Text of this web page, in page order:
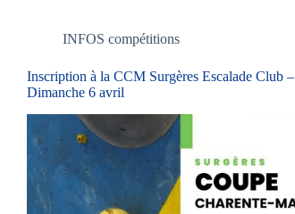
INFOS compétitions
Inscription à la CCM Surgères Escalade Club –
Dimanche 6 avril